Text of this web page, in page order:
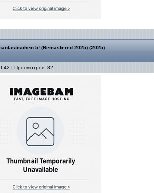
5! (Remastered 2025) (2025)
| Просмотров: 82